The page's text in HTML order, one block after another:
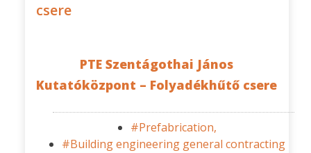
csere
PTE Szentágothai János
Kutatóközpont – Folyadékhűtő csere
#Prefabrication,
#Building engineering general contracting